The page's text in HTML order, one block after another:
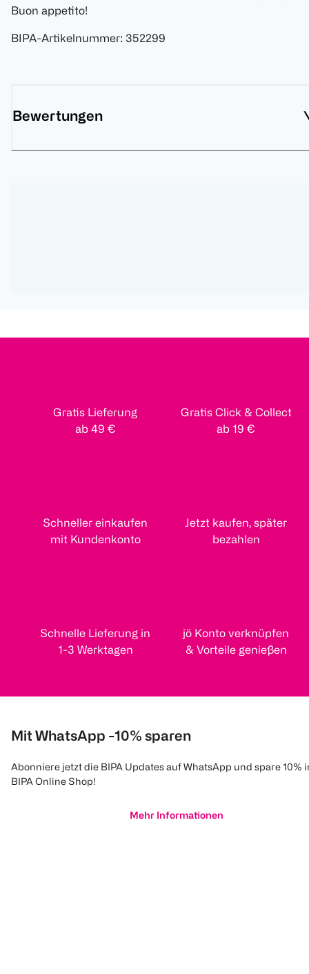
Buon appetito!
BIPA-Artikelnummer: 352299
Bewertungen
Gratis Lieferung
ab 49 €
Gratis Click & Collect
ab 19 €
Schneller einkaufen
mit Kundenkonto
Jetzt kaufen, später
bezahlen
Schnelle Lieferung in
1-3 Werktagen
jö Konto verknüpfen
& Vorteile genießen
Mit WhatsApp -10% sparen
Abonniere jetzt die BIPA Updates auf WhatsApp und spare 10%
BIPA Online Shop!
Mehr Informationen